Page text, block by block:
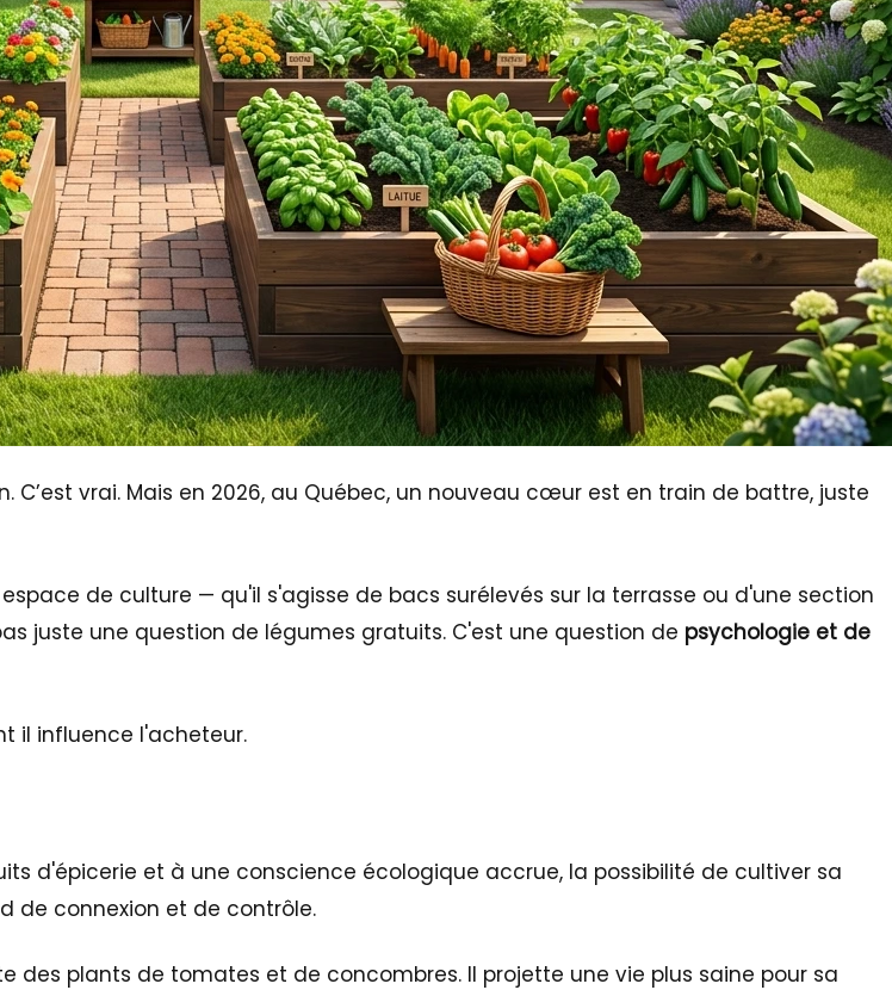
vrai. Mais en 2026, au Québec, un nouveau cœur est en train de battre, juste
de culture — qu'il s'agisse de bacs surélevés sur la terrasse ou d'une section
juste une question de légumes gratuits. C'est une question de psychologie et de
il influence l'acheteur.
d'épicerie et à une conscience écologique accrue, la possibilité de cultiver sa
de connexion et de contrôle.
des plants de tomates et de concombres. Il projette une vie plus saine pour sa